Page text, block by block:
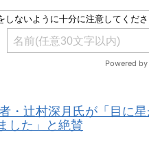
・辻村深月氏が「目に
した」と絶賛